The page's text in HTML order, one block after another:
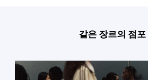
같은 장르의 점포